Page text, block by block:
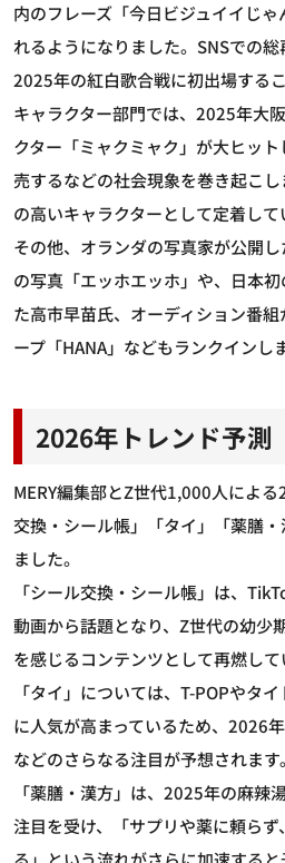
内のフレーズ「今日ビジュイイじ
れるようになりました。SNSでの総
2025年の紅白歌合戦に初出場する
キャラクター部門では、2025年大
クター「ミャクミャク」が大ヒッ
売するなどの社会現象を巻き起こ
の高いキャラクターとして定着して
その他、オランダの写真家が公開
の写真「エッホエッホ」や、日本
た高市早苗氏、オーディション番
ープ「HANA」などもランクインし
2026年トレンド予測
MERY編集部とZ世代1,000人によ
交換・シール帳」「タイ」「薬膳
ました。
「シール交換・シール帳」は、
動画から話題となり、Z世代の幼少
を感じるコンテンツとして再燃して
「タイ」については、T-POPやタ
に人気が高まっているため、2026
などのさらなる注目が予想されます。
「薬膳・漢方」は、2025年の麻辣
注目を受け、「サプリや薬に頼ら